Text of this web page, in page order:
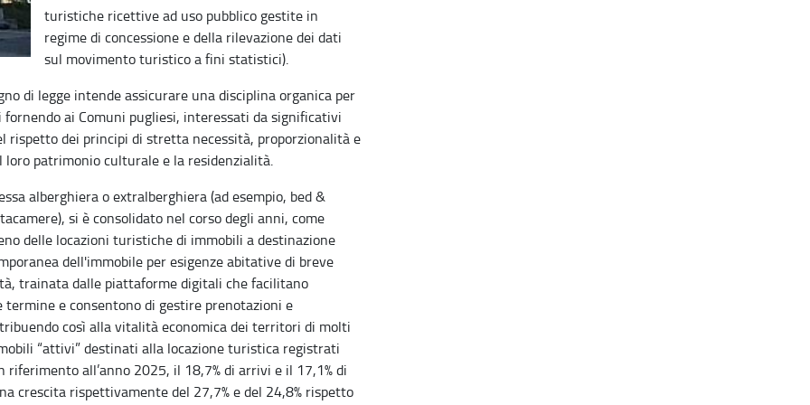
turistiche ricettive ad uso pubblico gestite in
regime di concessione e della rilevazione dei dati
sul movimento turistico a fini statistici).
di legge intende assicurare una disciplina organica per
ai Comuni pugliesi, interessati da significativi
dei principi di stretta necessità, proporzionalità e
patrimonio culturale e la residenzialità.
alberghiera o extralberghiera (ad esempio, bed &
si è consolidato nel corso degli anni, come
delle locazioni turistiche di immobili a destinazione
dell'immobile per esigenze abitative di breve
trainata dalle piattaforme digitali che facilitano
e consentono di gestire prenotazioni e
così alla vitalità economica dei territori di molti
“attivi” destinati alla locazione turistica registrati
all’anno 2025, il 18,7% di arrivi e il 17,1% di
crescita rispettivamente del 27,7% e del 24,8% rispetto